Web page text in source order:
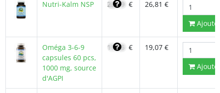
Nutri-Kalm NSP 22,79 € 26,81 €
Oméga 3-6-9
capsules 60 pcs,
1000 mg, source
d'AGPI
17,95 € 19,07 €